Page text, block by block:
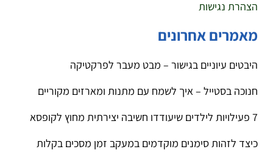
הצהרת נגישות
מאמרים אחרונים
היבטים עיוניים בגישור – מבט מעבר לפרקטיקה
חנוכה בסטייל – איך לשמח עם מתנות ומארזים מקוריים
7 פעילויות לילדים שיעודדו חשיבה יצירתית מחוץ לקופסא
כיצד לזהות סימנים מוקדמים במעקב זמן מסכים בקלות